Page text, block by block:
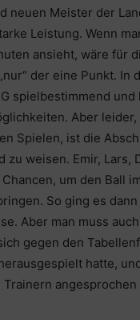
neuen Meister der
Leistung. Wenn
ansieht, wäre für
der eine Punkt. In
spielbestimmend und
Aber leider,
Spielen, ist die
zu weisen. Emir, Lars,
um den Ball
So ging es
Aber man muss
gegen den
hatte,